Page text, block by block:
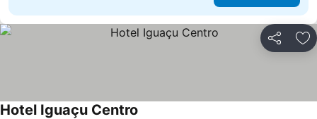
Compartir
Hotel Iguaçu Centro